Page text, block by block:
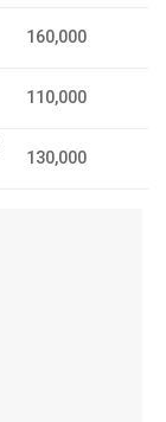
160,000
110,000
130,000